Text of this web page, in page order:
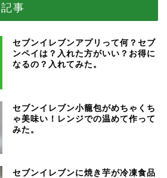
事
セブンイレブンアプリって何？セブ
ンペイは？入れた方がいい？お得に
なるの？入れてみた。
セブンイレブン小籠包がめちゃくち
ゃ美味い！レンジでの温めて作って
みた。
セブンイレブンに焼き芋が冷凍食品